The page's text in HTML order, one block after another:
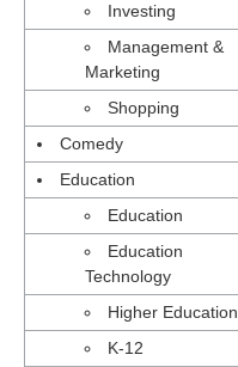
Investing
Management &
Marketing
Shopping
Comedy
Education
Education
Education
Technology
Higher Education
K-12